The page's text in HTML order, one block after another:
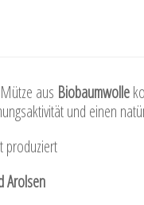
aus Biobaumwolle
und einen
produziert
Arolsen